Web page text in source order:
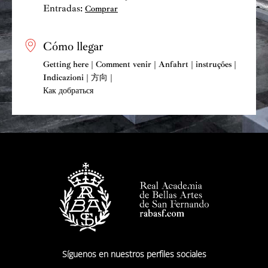
Dresdner Philharmonie, Filarmónica Nacional de
la Radio Búlgara, de la R.T.V. de Luxemburgo,
American Wind Symphony, Symphony of Bursa,
Westcoast Shymphony, Sinfónica de Valencia, etc.-
habiendo sido dirigido por directores de la talla de R.
Asensio, C. Mansur, H. Pensis, R. Austin Boudreau, M.
Natchev, D. Tosi, M. Galduf, I. Palkin, G. Aykal, D.
con el Premio Golden Fortune de Ucrania en
reconocimiento a la calidad y popularidad de su
trayectoria (este premio fue concedido años antes al
director de la Orquesta del Teatro Marinsky de San
Petersburgo, Valery Gergiev).
En marzo del 2012 actuó como solista de 4 de sus
Entradas: Comprar
Cómo llegar
Getting here | Comment venir | Anfahrt | instruções |
Indicazioni | 方向 |
Как добраться
Síguenos en nuestros perfiles sociales